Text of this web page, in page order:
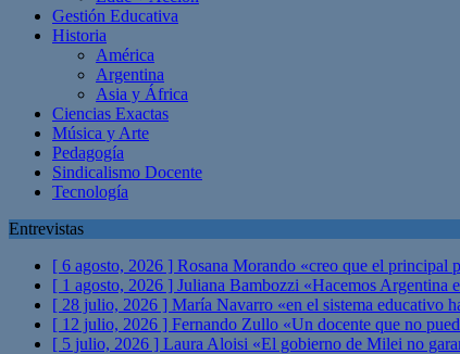
Gestión Educativa
Historia
América
Argentina
Asia y África
Ciencias Exactas
Música y Arte
Pedagogía
Sindicalismo Docente
Tecnología
Entrevistas
[ 6 agosto, 2026 ] Rosana Morando «creo que el principal
[ 1 agosto, 2026 ] Juliana Bambozzi «Hacemos Argentina
[ 28 julio, 2026 ] María Navarro «en el sistema educativo
[ 12 julio, 2026 ] Fernando Zullo «Un docente que no
[ 5 julio, 2026 ] Laura Aloisi «El gobierno de Milei no